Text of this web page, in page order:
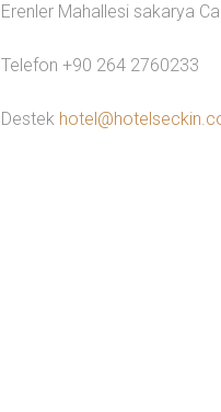
Erenler Mahallesi sakarya
Telefon +90 264 2760233
Destek